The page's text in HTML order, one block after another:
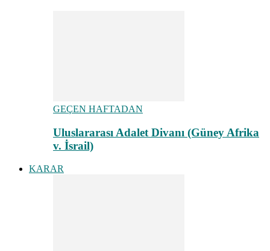
GEÇEN HAFTADAN
Uluslararası Adalet Divanı (Güney Afrika
v. İsrail)
KARAR